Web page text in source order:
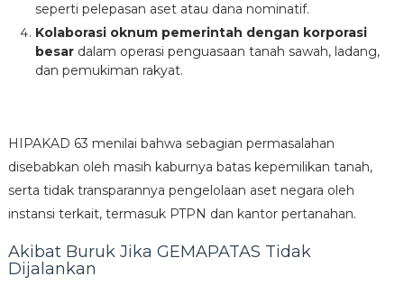
seperti pelepasan aset atau dana nominatif.
Kolaborasi oknum pemerintah dengan korporasi
besardalam operasi penguasaan tanah sawah, ladang,
dan pemukiman rakyat.
HIPAKAD 63 menilai bahwa sebagian permasalahan
disebabkan oleh masih kaburnya batas kepemilikan tanah,
serta tidak transparannya pengelolaan aset negara oleh
instansi terkait, termasuk PTPN dan kantor pertanahan.
Akibat Buruk Jika GEMAPATAS Tidak
Dijalankan